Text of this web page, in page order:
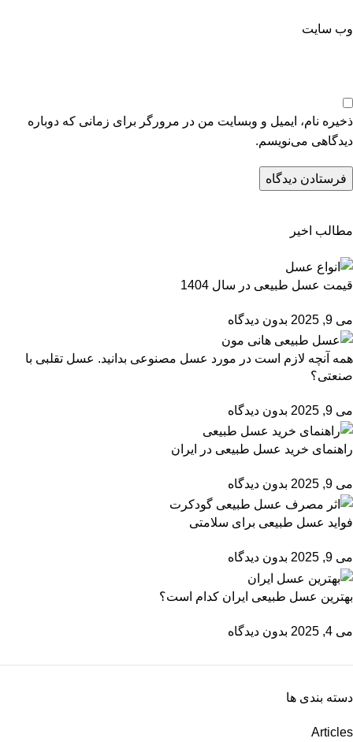
وب‌ سایت
ذخیره نام، ایمیل و وبسایت من در مرورگر برای زمانی که دوباره
دیدگاهی می‌نویسم.
مطالب اخیر
قیمت عسل طبیعی در سال 1404
می 9, 2025 بدون دیدگاه
همه آنچه لازم است در مورد عسل مصنوعی بدانید. عسل تقلبی با
صنعتی؟
می 9, 2025 بدون دیدگاه
راهنمای خرید عسل طبیعی در ایران
می 9, 2025 بدون دیدگاه
فواید عسل طبیعی برای سلامتی
می 9, 2025 بدون دیدگاه
بهترین عسل طبیعی ایران کدام است؟
می 4, 2025 بدون دیدگاه
دسته بندی ها
Articles